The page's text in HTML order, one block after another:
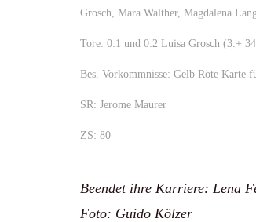
Grosch, Mara Walther, Magdalena
Tore: 0:1 und 0:2 Luisa Grosch (3.+
Bes. Vorkommnisse: Gelb Rote Karte
SR: Jerome Maurer
ZS: 80
Beendet ihre Karriere: Lena
Foto: Guido Kölzer